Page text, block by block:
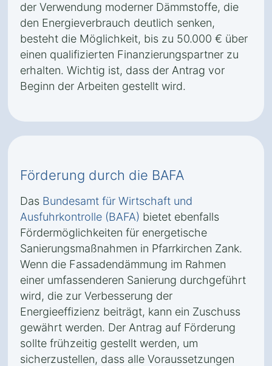
der Verwendung moderner Dämmstoffe, die
den Energieverbrauch deutlich senken,
besteht die Möglichkeit, bis zu 50.000 € über
einen qualifizierten Finanzierungspartner zu
erhalten. Wichtig ist, dass der Antrag vor
Beginn der Arbeiten gestellt wird.
Förderung durch die BAFA
Das Bundesamt für Wirtschaft und
Ausfuhrkontrolle (BAFA) bietet ebenfalls
Fördermöglichkeiten für energetische
Sanierungsmaßnahmen in Pfarrkirchen Zank.
Wenn die Fassadendämmung im Rahmen
einer umfassenderen Sanierung durchgeführt
wird, die zur Verbesserung der
Energieeffizienz beiträgt, kann ein Zuschuss
gewährt werden. Der Antrag auf Förderung
sollte frühzeitig gestellt werden, um
sicherzustellen, dass alle Voraussetzungen